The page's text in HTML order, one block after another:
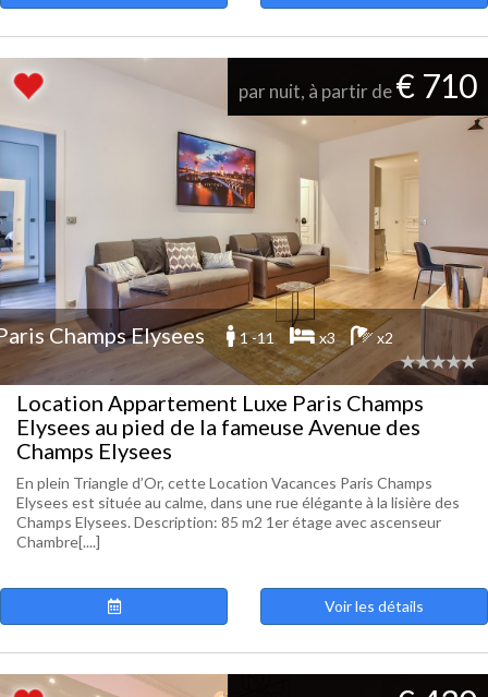
par nuit, à partir de€ 710
Champs Elysees 1 -11 x3 x2
Location Appartement Luxe Paris Champs
Elysees au pied de la fameuse Avenue des
Champs Elysees
En plein Triangle d’Or, cette Location Vacances Paris Champs
Elysees est située au calme, dans une rue élégante à la lisière des
Champs Elysees. Description: 85 m2 1er étage avec ascenseur
Chambre[....]
Voir les détails